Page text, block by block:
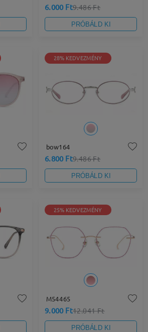
6.000 Ft9.486 Ft
PRÓBÁLD KI
28% KEDVEZMÉNY
bow164
6.800 Ft9.486 Ft
PRÓBÁLD KI
25% KEDVEZMÉNY
M54465
9.000 Ft12.041 Ft
PRÓBÁLD KI